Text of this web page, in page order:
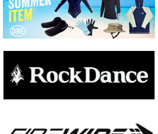
まっきー
三輪予報士
小川予報士
上田純子